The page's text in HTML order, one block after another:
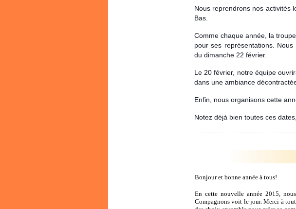
Nous reprendrons nos activités
Bas.
Comme chaque année, la
pour ses représentations.
du dimanche 22 février.
Le 20 février, notre équipe
dans une ambiance
Enfin, nous organisons cette
Notez déjà bien toutes ces
Bonjour et bonne année à tous!
En cette nouvelle année 2015,
Compagnons voit le jour. Merci à